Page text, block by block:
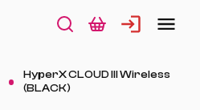
HyperX CLOUD III Wireless
(BLACK)